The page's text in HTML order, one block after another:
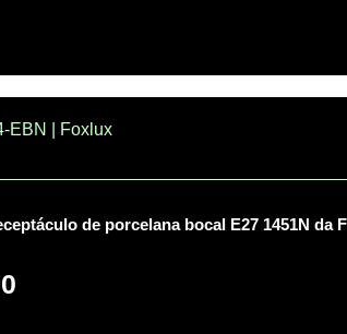
EBN | Foxlux
de porcelana bocal E27 1451N